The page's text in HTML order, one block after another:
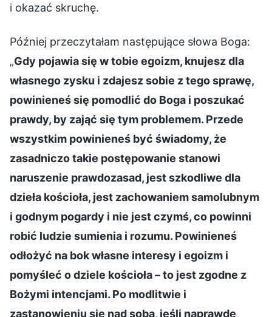
i okazać skruchę.
Później przeczytałam następujące słowa Boga:
„Gdy pojawia się w tobie egoizm, knujesz dla
własnego zysku i zdajesz sobie z tego sprawę,
powinieneś się pomodlić do Boga i poszukać
prawdy, by zająć się tym problemem. Przede
wszystkim powinieneś być świadomy, że
zasadniczo takie postępowanie stanowi
naruszenie prawdozasad, jest szkodliwe dla
dzieła kościoła, jest zachowaniem samolubnym
i godnym pogardy i nie jest czymś, co powinni
robić ludzie sumienia i rozumu. Powinieneś
odłożyć na bok własne interesy i egoizm i
pomyśleć o dziele kościoła – to jest zgodne z
Bożymi intencjami. Po modlitwie i
zastanowieniu się nad sobą, jeśli naprawdę